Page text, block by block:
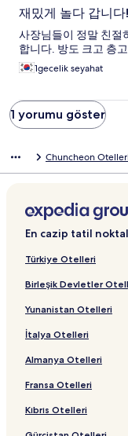
재밌게 놀다 갑니다!
사장님들이 정말 친절
합니다. 방도 크고 층
1gecelik seyahat
1 yorumu göster
Chuncheon Otelleri
En cazip tatil
Türkiye Otelleri
Birleşik Devletler
Yunanistan Otelleri
İtalya Otelleri
Almanya Otelleri
Fransa Otelleri
Kıbrıs Otelleri